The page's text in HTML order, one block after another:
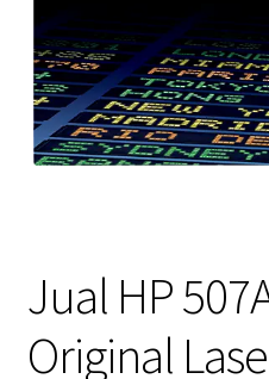
Hubungi Kami
Jual HP
Original